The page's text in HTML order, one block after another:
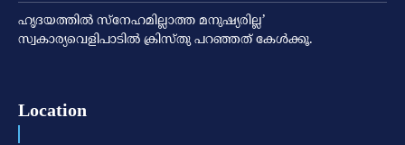
ഹൃദയത്തില്‍ സ്‌നേഹമില്ലാത്ത മനുഷ്യരില്ല’
സ്വകാര്യവെളിപാടില്‍ ക്രിസ്തു പറഞ്ഞത് കേള്‍ക്കൂ.
Location